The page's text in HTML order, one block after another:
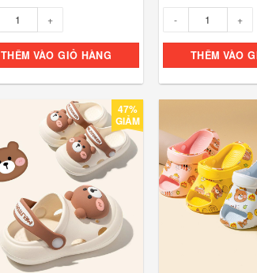
THÊM VÀO GIỎ HÀNG THÊM VÀO
47%
GIẢM